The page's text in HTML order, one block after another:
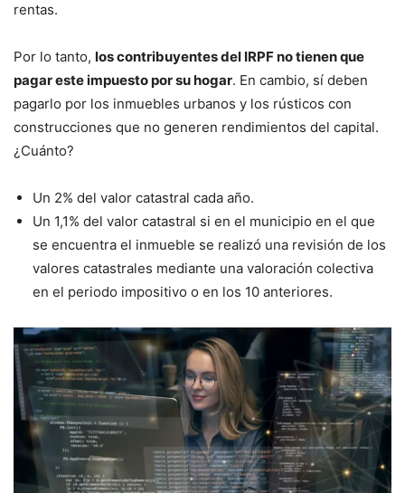
rentas.
Por lo tanto, los contribuyentes del IRPF no tienen que
pagar este impuesto por su hogar. En cambio, sí deben
pagarlo por los inmuebles urbanos y los rústicos con
construcciones que no generen rendimientos del capital.
¿Cuánto?
Un 2% del valor catastral cada año.
Un 1,1% del valor catastral si en el municipio en el que
se encuentra el inmueble se realizó una revisión de los
valores catastrales mediante una valoración colectiva
en el periodo impositivo o en los 10 anteriores.